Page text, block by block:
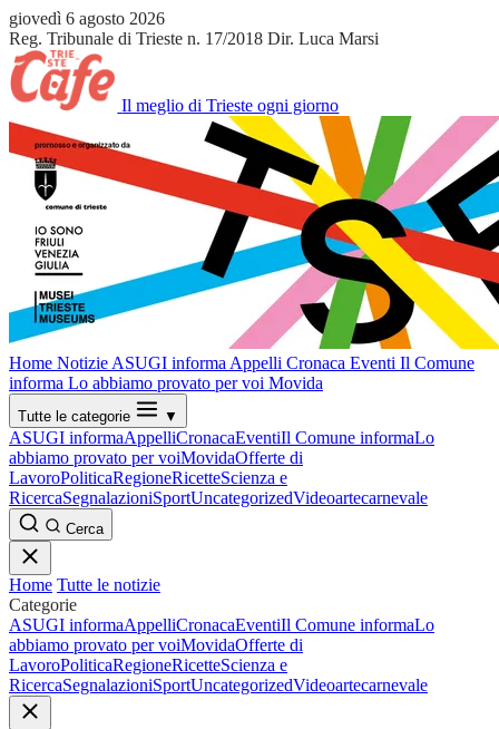
giovedì 6 agosto 2026
Reg. Tribunale di Trieste n. 17/2018 Dir. Luca Marsi
Il meglio di Trieste ogni giorno
Home Notizie ASUGI informa Appelli Cronaca Eventi Il Comune
informa Lo abbiamo provato per voi Movida
Tutte le categorie ▼
ASUGI informaAppelliCronacaEventiIl Comune informaLo
abbiamo provato per voiMovidaOfferte di
LavoroPoliticaRegioneRicetteScienza e
RicercaSegnalazioniSportUncategorizedVideoartecarnevale
Cerca
Home Tutte le notizie
Categorie
ASUGI informaAppelliCronacaEventiIl Comune informaLo
abbiamo provato per voiMovidaOfferte di
LavoroPoliticaRegioneRicetteScienza e
RicercaSegnalazioniSportUncategorizedVideoartecarnevale